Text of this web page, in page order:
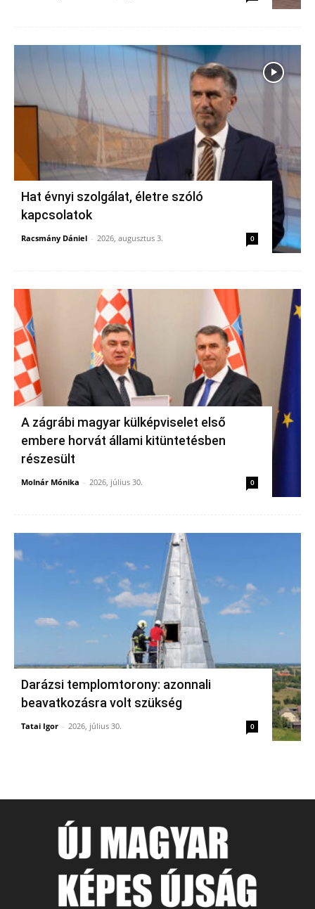
Hat évnyi szolgálat, életre szóló
kapcsolatok
Racsmány Dániel - 2026, augusztus 3. 0
A zágrábi magyar külképviselet első
embere horvát állami kitüntetésben
részesült
Molnár Mónika - 2026, július 30. 0
Darázsi templomtorony: azonnali
beavatkozásra volt szükség
Tatai Igor - 2026, július 30. 0